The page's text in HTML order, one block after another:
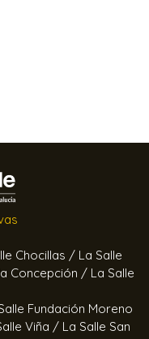
Chocillas / La Salle
Concepción / La Salle
Fundación Moreno
Viña / La Salle San